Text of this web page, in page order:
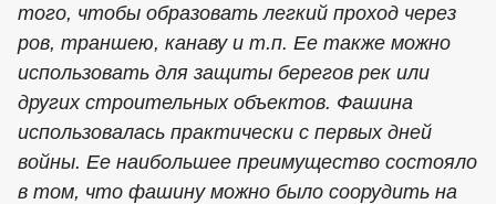
того, чтобы образовать легкий проход через
ров, траншею, канаву и т.п. Ее также можно
использовать для защиты берегов рек или
других строительных объектов. Фашина
использовалась практически с первых дней
войны. Ее наибольшее преимущество состояло
в том, что фашину можно было соорудить на